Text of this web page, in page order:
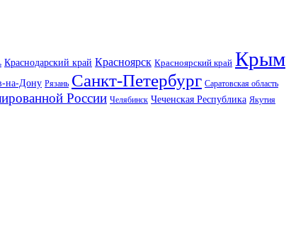
Краснодарский край Красноярск Красноярский край Крым
на-Дону Рязань Санкт-Петербург Саратовская область
России Челябинск Чеченская Республика Якутия